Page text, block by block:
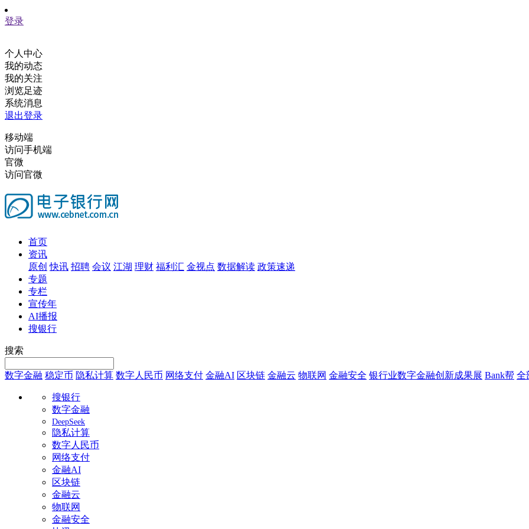
登录
个人中心
我的动态
我的关注
浏览足迹
系统消息
退出登录
移动端
访问手机端
官微
访问官微
首页
资讯
原创 快讯 招聘 会议 江湖 理财 福利汇 金视点 数据解读 政策速递
专题
专栏
宣传年
AI播报
搜银行
搜索
数字金融 稳定币 隐私计算 数字人民币 网络支付 金融AI 区块链 金融云 物联网 金融安全 银行业数字金融创新成果展 Bank帮 全
搜银行
数字金融
DeepSeek
隐私计算
数字人民币
网络支付
金融AI
区块链
金融云
物联网
金融安全